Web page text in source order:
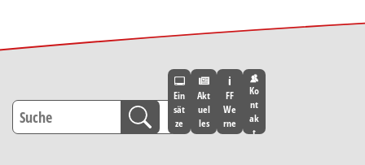
Ein
sät
ze
Akt
uel
les
FF
We
rne
Ko
nt
ak
t